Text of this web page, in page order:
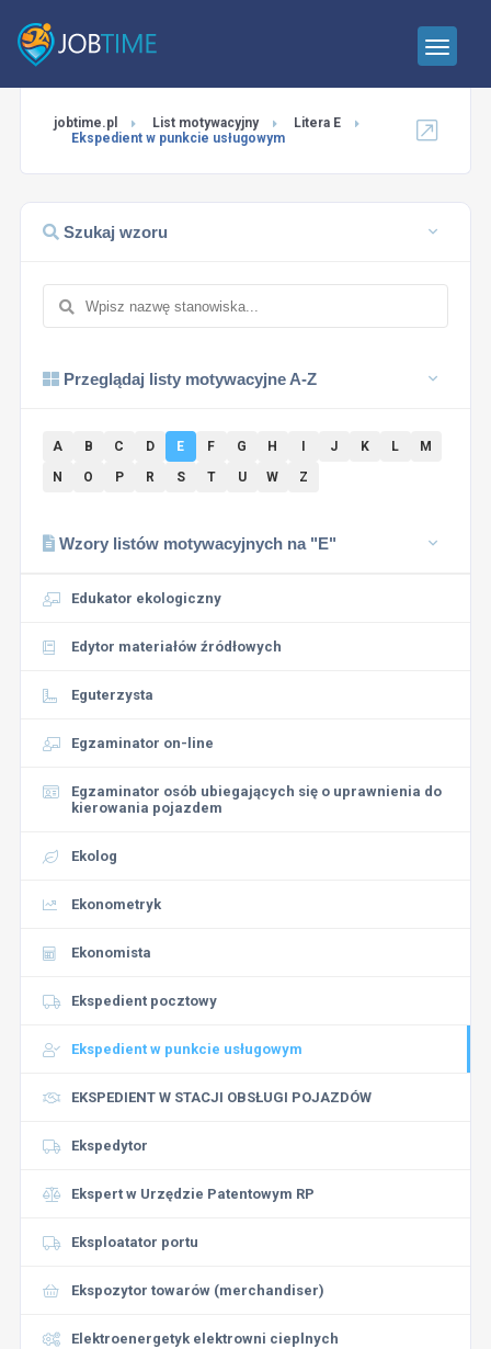
jobtime.pl List motywacyjny
Litera E
Ekspedient w punkcie usługowym
Szukaj wzoru
Przeglądaj listy motywacyjne A-Z
A B C D E F G H J K L
M
N
O P R S T U W Z
Wzory listów motywacyjnych na "E"
Edukator ekologiczny
Edytor materiałów źródłowych
Eguterzysta
Egzaminator on-line
Egzaminator osób ubiegających się o uprawnienia do
kierowania pojazdem
Ekolog
Ekonometryk
Ekonomista
Ekspedient pocztowy
Ekspedient w punkcie usługowym
EKSPEDIENT W STACJI OBSŁUGI POJAZDÓW
Ekspedytor
Ekspert w Urzędzie Patentowym RP
Eksploatator portu
Ekspozytor towarów (merchandiser)
Elektroenergetyk elektrowni cieplnych